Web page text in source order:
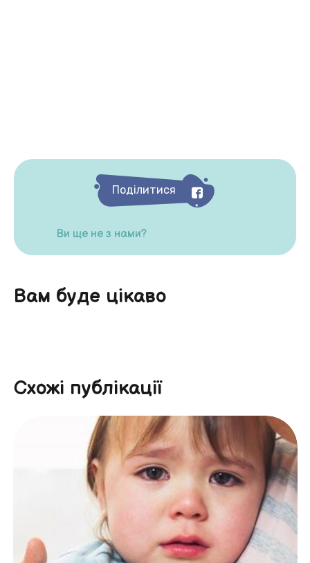
Поділитися
Ви ще не з нами?
Вам буде цікаво
Схожі публікації